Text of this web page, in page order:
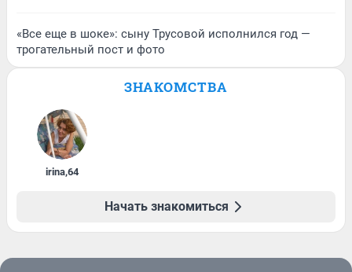
«Все еще в шоке»: сыну Трусовой исполнился год —
трогательный пост и фото
ЗНАКОМСТВА
irina,64
Начать знакомиться